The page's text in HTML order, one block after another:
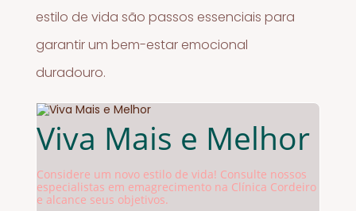
estilo de vida são passos essenciais para
garantir um bem-estar emocional
duradouro.
Viva Mais e Melhor
Considere um novo estilo de vida! Consulte nossos
especialistas em emagrecimento na Clínica Cordeiro
e alcance seus objetivos.